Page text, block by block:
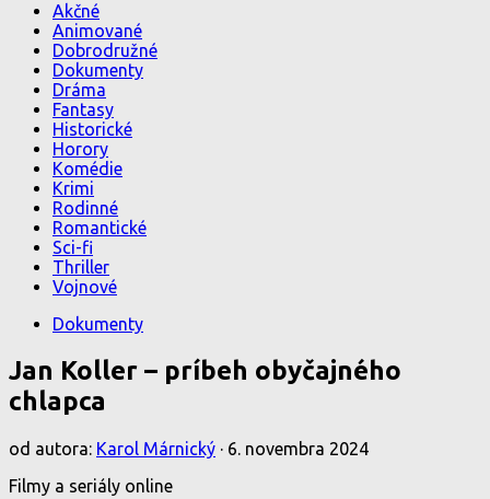
Akčné
Animované
Dobrodružné
Dokumenty
Dráma
Fantasy
Historické
Horory
Komédie
Krimi
Rodinné
Romantické
Sci-fi
Thriller
Vojnové
Dokumenty
Jan Koller – príbeh obyčajného
chlapca
od autora: Karol Márnický · 6. novembra 2024
Filmy a seriály online